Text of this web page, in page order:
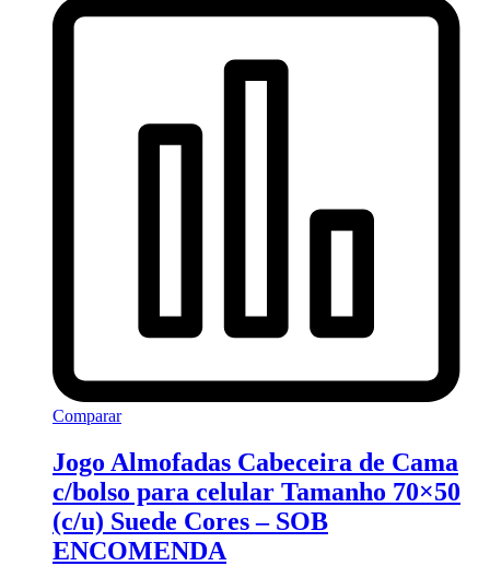
Comparar
Jogo Almofadas Cabeceira de Cama
c/bolso para celular Tamanho 70×50
(c/u) Suede Cores – SOB
ENCOMENDA